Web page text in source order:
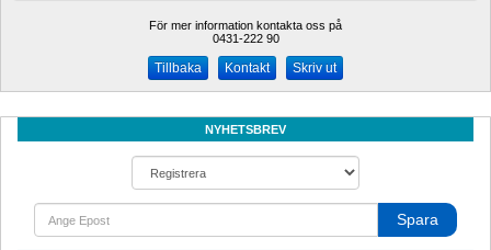
För mer information kontakta oss på
0431-222 90
Kontakt Skriv ut
NYHETSBREV
Spara